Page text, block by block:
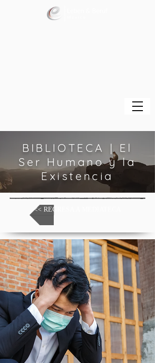
BIBLIOTECA | El
Ser Humano y la
Existencia
<< REGRESA A MEDIATECA